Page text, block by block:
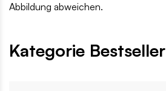
Abbildung abweichen.
Kategorie Bestseller